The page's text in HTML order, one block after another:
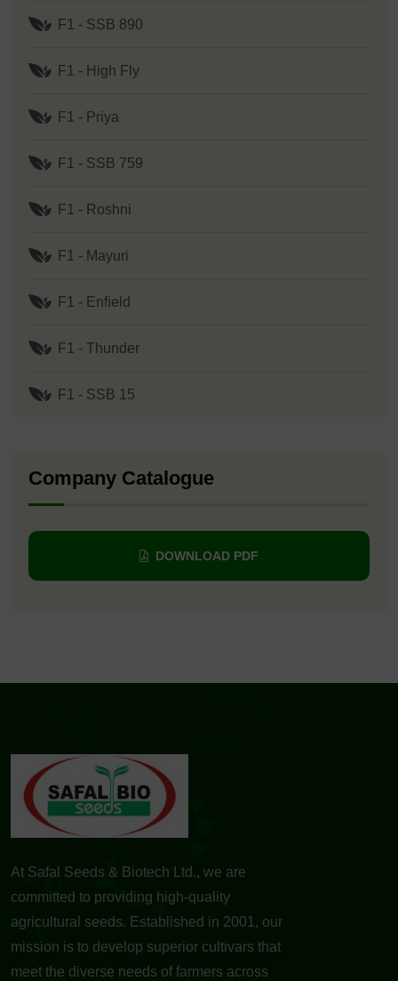
F1 - SSB 890
F1 - High Fly
F1 - Priya
F1 - SSB 759
F1 - Roshni
F1 - Mayuri
F1 - Enﬁeld
F1 - Thunder
F1 - SSB 15
Company Catalogue
DOWNLOAD PDF
At Safal Seeds & Biotech Ltd., we are
committed to providing high-quality
agricultural seeds. Established in 2001, our
mission is to develop superior cultivars that
meet the diverse needs of farmers across